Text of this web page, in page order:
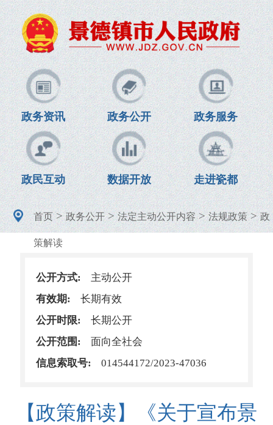
政务资讯 政务公开 政务服务
政民互动 数据开放 走进瓷都
首页>政务公开>法定主动公开内容>法规政策>政
策解读
公开方式:
主动公开
有效期:
长期有效
公开时限:
长期公开
公开范围:
面向全社会
信息索取号:
014544172/2023-47036
【政策解读】《关于宣布景